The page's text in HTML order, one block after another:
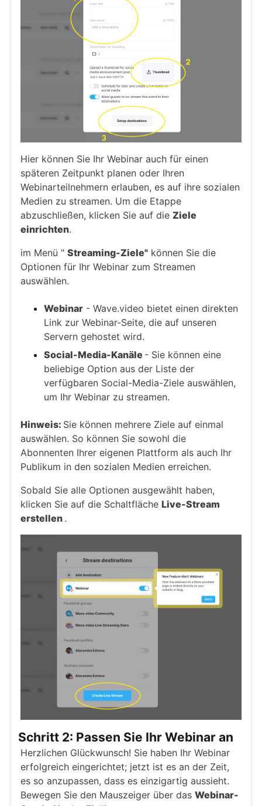
Hier können Sie Ihr Webinar auch für einen
späteren Zeitpunkt planen oder Ihren
Webinarteilnehmern erlauben, es auf ihre sozialen
Medien zu streamen. Um die Etappe
abzuschließen, klicken Sie auf die Ziele
einrichten.
im Menü " Streaming-Ziele" können Sie die
Optionen für Ihr Webinar zum Streamen
auswählen.
Webinar - Wave.video bietet einen direkten
Link zur Webinar-Seite, die auf unseren
Servern gehostet wird.
Social-Media-Kanäle - Sie können eine
beliebige Option aus der Liste der
verfügbaren Social-Media-Ziele auswählen,
um Ihr Webinar zu streamen.
Hinweis: Sie können mehrere Ziele auf einmal
auswählen. So können Sie sowohl die
Abonnenten Ihrer eigenen Plattform als auch Ihr
Publikum in den sozialen Medien erreichen.
Sobald Sie alle Optionen ausgewählt haben,
klicken Sie auf die Schaltfläche Live-Stream
erstellen .
Schritt 2: Passen Sie Ihr Webinar an
Herzlichen Glückwunsch! Sie haben Ihr Webinar
erfolgreich eingerichtet; jetzt ist es an der Zeit,
es so anzupassen, dass es einzigartig aussieht.
Bewegen Sie den Mauszeiger über das Webinar-